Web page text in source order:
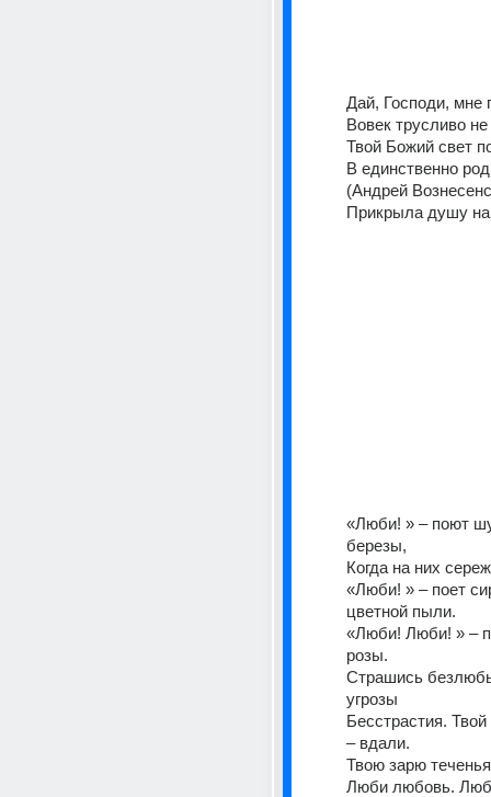
Дай, Господи, мне
Вовек трусливо
Твой Божий свет
В единственно
(Андрей
Прикрыла душу
«Люби! » – поют
березы,
Когда на них
«Люби! » – поет
цветной пыли.
«Люби! Люби! » –
розы.
Страшись
угрозы
Бесстрастия.
– вдали.
Твою зарю
Люби любовь.